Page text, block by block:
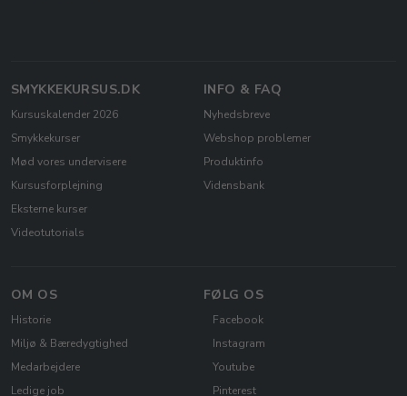
SMYKKEKURSUS.DK
Kursuskalender 2026
Smykkekurser
Mød vores undervisere
Kursusforplejning
Eksterne kurser
Videotutorials
INFO & FAQ
Nyhedsbreve
Webshop problemer
Produktinfo
Vidensbank
OM OS
Historie
Miljø & Bæredygtighed
Medarbejdere
Ledige job
FØLG OS
Facebook
Instagram
Youtube
Pinterest